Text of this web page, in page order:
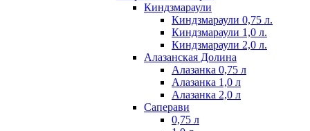
Киндзмараули
Киндзмараули 0,75 л.
Киндзмараули 1,0 л.
Киндзмараули 2,0 л.
Алазанская Долина
Алазанка 0,75 л
Алазанка 1,0 л
Алазанка 2,0 л
Саперави
0,75 л